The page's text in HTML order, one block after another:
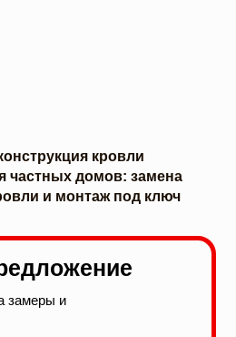
кровли
частных домов: замена
и монтаж под ключ
замеры и